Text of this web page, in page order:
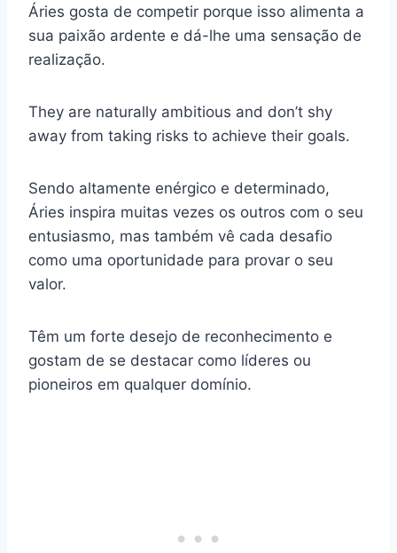
Áries gosta de competir porque isso alimenta a
sua paixão ardente e dá-lhe uma sensação de
realização.
They are naturally ambitious and don’t shy
away from taking risks to achieve their goals.
Sendo altamente enérgico e determinado,
Áries inspira muitas vezes os outros com o seu
entusiasmo, mas também vê cada desafio
como uma oportunidade para provar o seu
valor.
Têm um forte desejo de reconhecimento e
gostam de se destacar como líderes ou
pioneiros em qualquer domínio.